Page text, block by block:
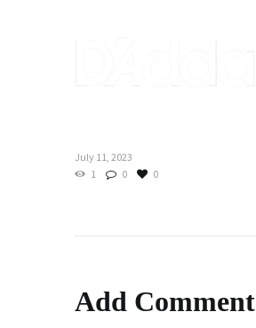
July 11, 2023
1
0 0
Add Comment